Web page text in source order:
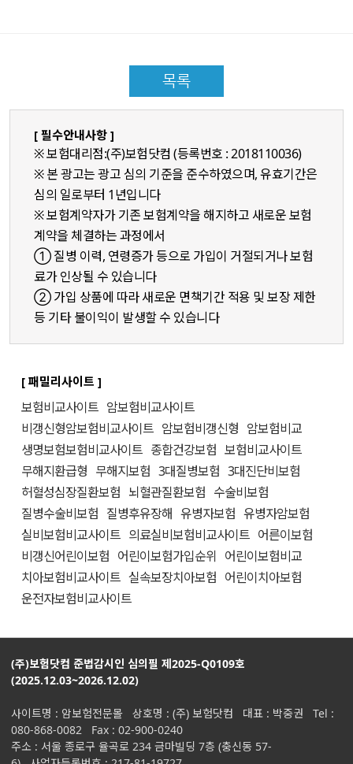
목록
[ 필수안내사항 ]
※ 보험대리점:(주)보험닷컴 (등록번호 : 2018110036)
※ 본 광고는 광고 심의 기준을 준수하였으며, 유효기간은
심의 일로부터 1년입니다
※ 보험계약자가 기존 보험계약을 해지하고 새로운 보험
계약을 체결하는 과정에서
① 질병 이력, 연령증가 등으로 가입이 거절되거나 보험
료가 인상될 수 있습니다
② 가입 상품에 따라 새로운 면책기간 적용 및 보장 제한
등 기타 불이익이 발생할 수 있습니다
[ 패밀리사이트 ]
보험비교사이트 암보험비교사이트
비갱신형암보험비교사이트 암보험비갱신형 암보험비교
생명보험보험비교사이트 종합건강보험 보험비교사이트
무해지환급형 무해지보험 3대질병보험 3대진단비보험
허혈성심장질환보험 뇌혈관질환보험 수술비보험
질병수술비보험 질병후유장해 유병자보험 유병자암보험
실비보험비교사이트 의료실비보험비교사이트 어른이보험
비갱신어린이보험 어린이보험가입순위 어린이보험비교
치아보험비교사이트 실속보장치아보험 어린이치아보험
운전자보험비교사이트
(주)보험닷컴 준법감시인 심의필 제2025-Q0109호
(2025.12.03~2026.12.02)
사이트명 : 암보험전문몰 상호명 : (주) 보험닷컴 대표 : 박중권 Tel :
080-868-0082 Fax : 02-900-0240
주소 : 서울 종로구 율곡로 234 금마빌딩 7층 (충신동 57-